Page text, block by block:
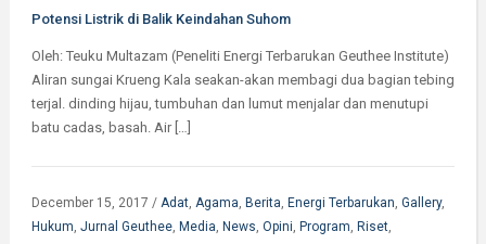
Potensi Listrik di Balik Keindahan Suhom
Oleh: Teuku Multazam (Peneliti Energi Terbarukan Geuthee Institute)
Aliran sungai Krueng Kala seakan-akan membagi dua bagian tebing
terjal. dinding hijau, tumbuhan dan lumut menjalar dan menutupi
batu cadas, basah. Air […]
December 15, 2017 / Adat, Agama, Berita, Energi Terbarukan, Gallery,
Hukum, Jurnal Geuthee, Media, News, Opini, Program, Riset,